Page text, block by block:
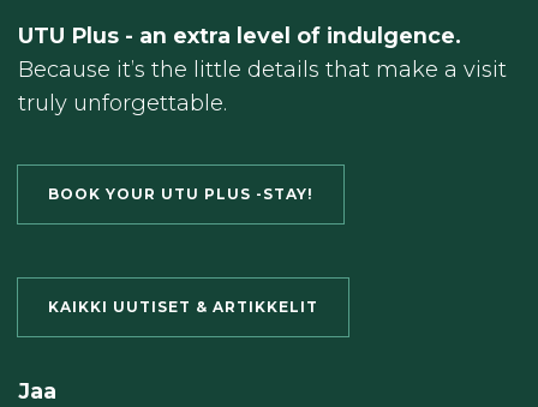
UTU Plus - an extra level of indulgence.
Because it’s the little details that make a visit
truly unforgettable.
BOOK YOUR UTU PLUS -STAY!
KAIKKI UUTISET & ARTIKKELIT
Jaa